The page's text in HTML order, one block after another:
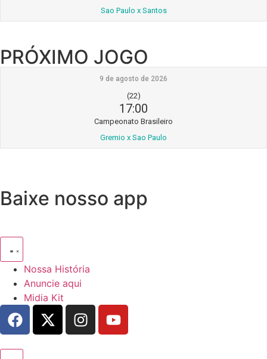
Sao Paulo x Santos
PRÓXIMO JOGO
9 de agosto de 2026
(22)
17:00
Campeonato Brasileiro
Gremio x Sao Paulo
Baixe nosso app
Nossa História
Anuncie aqui
Midia Kit